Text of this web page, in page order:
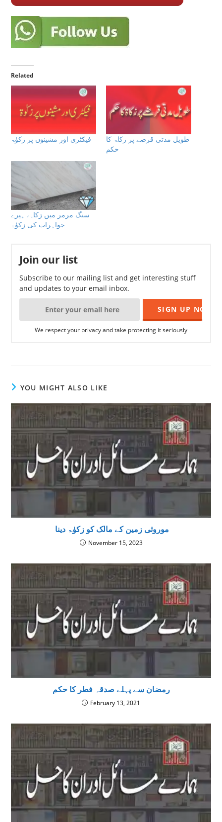
Related
فیکٹری اور مشینوں پر زکوٰۃ
طویل مدتی قرضے پر زکاۃ كا
حكم
سنگ مرمر میں زکاۃ، ہیرے
جواہرات کی زکوٰۃ
Join our list
Subscribe to our mailing list and get interesting stuff
and updates to your email inbox.
We respect your privacy and take protecting it seriously
YOU MIGHT ALSO LIKE
موروثی زمین کے مالک کو زکوٰۃ دینا
November 15, 2023
رمضان سے پہلے صدقہ فطر کا حکم
February 13, 2021